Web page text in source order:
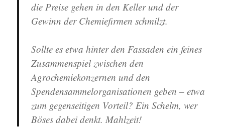
die Preise gehen in den Keller und der
Gewinn der Chemiefirmen schmilzt.
Sollte es etwa hinter den Fassaden ein feines
Zusammenspiel zwischen den
Agrochemiekonzernen und den
Spendensammelorganisationen geben – etwa
zum gegenseitigen Vorteil? Ein Schelm, wer
Böses dabei denkt. Mahlzeit!